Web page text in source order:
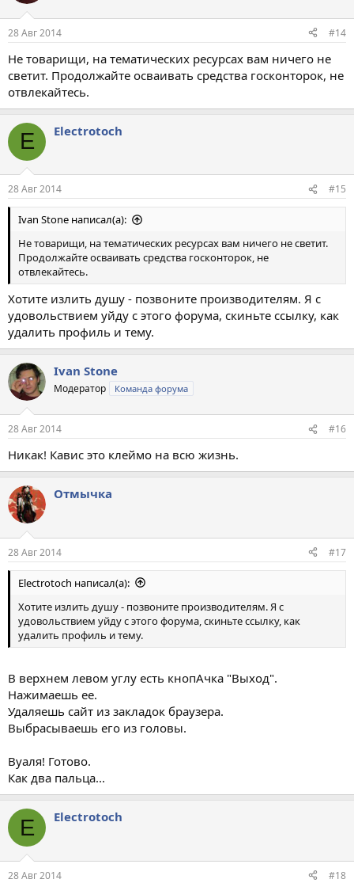
28 Авг 2014 #14
Не товарищи, на тематических ресурсах вам ничего не
светит. Продолжайте осваивать средства госконторок, не
отвлекайтесь.
E Electrotoch
28 Авг 2014 #15
Ivan Stone написал(а):
Не товарищи, на тематических ресурсах вам ничего не светит.
Продолжайте осваивать средства госконторок, не
отвлекайтесь.
Хотите излить душу - позвоните производителям. Я с
удовольствием уйду с этого форума, скиньте ссылку, как
удалить профиль и тему.
Ivan Stone
Модератор Команда форума
28 Авг 2014 #16
Никак! Кавис это клеймо на всю жизнь.
Отмычка
28 Авг 2014 #17
Electrotoch написал(а):
Хотите излить душу - позвоните производителям. Я с
удовольствием уйду с этого форума, скиньте ссылку, как
удалить профиль и тему.
В верхнем левом углу есть кнопАчка "Выход".
Нажимаешь ее.
Удаляешь сайт из закладок браузера.
Выбрасываешь его из головы.
Вуаля! Готово.
Как два пальца...
E Electrotoch
28 Авг 2014 #18